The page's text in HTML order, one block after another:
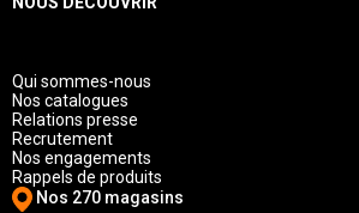
Qui sommes-nous
Nos catalogues
Relations presse
Recrutement
Nos engagements
Rappels de produits
Nos 270 magasins